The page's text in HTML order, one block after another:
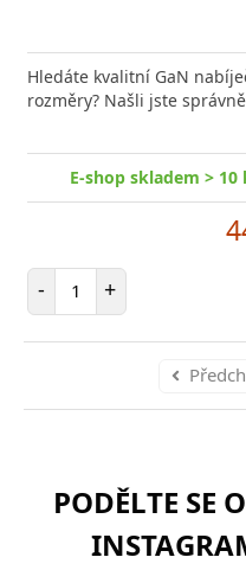
Hledáte kvalitní GaN
rozměry? Našli jste
E-shop skladem > 10
- Počet položek
+
PODĚLTE SE